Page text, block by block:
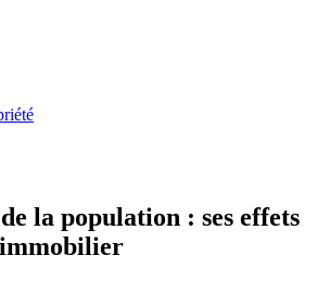
la population : ses effets